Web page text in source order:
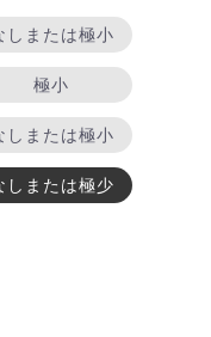
しまたは極小
極小
しまたは極小
しまたは極少